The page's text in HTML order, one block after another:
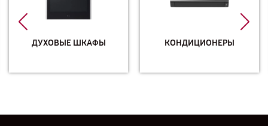
ДУХОВЫЕ ШКАФЫ КОНДИЦИОНЕРЫ